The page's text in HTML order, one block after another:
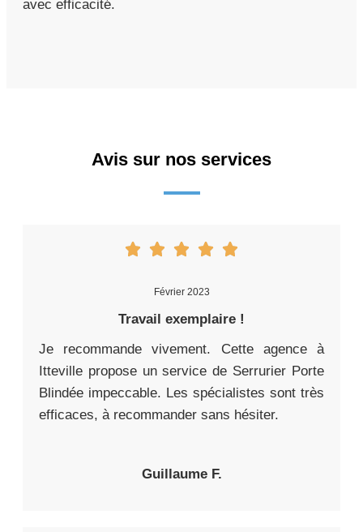
avec efficacité.
Avis sur nos services
Février 2023
Travail exemplaire !
Je recommande vivement. Cette agence à
Itteville propose un service de Serrurier Porte
Blindée impeccable. Les spécialistes sont très
efficaces, à recommander sans hésiter.
Guillaume F.